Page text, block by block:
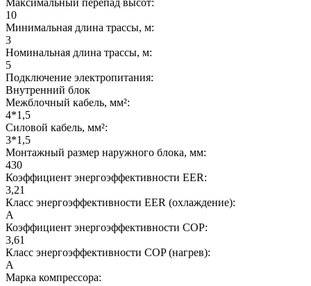
10
Минимальная длина трассы, м:
3
Номинальная длина трассы, м:
5
Подключение электропитания:
Внутренний блок
Межблочный кабель, мм²:
4*1,5
Силовой кабель, мм²:
3*1,5
Монтажный размер наружного блока, мм:
430
Коэффициент энергоэффективности EER:
3,21
Класс энергоэффективности EER (охлаждение):
A
Коэффициент энергоэффективности COP:
3,61
Класс энергоэффективности COP (нагрев):
A
Марка компрессора: